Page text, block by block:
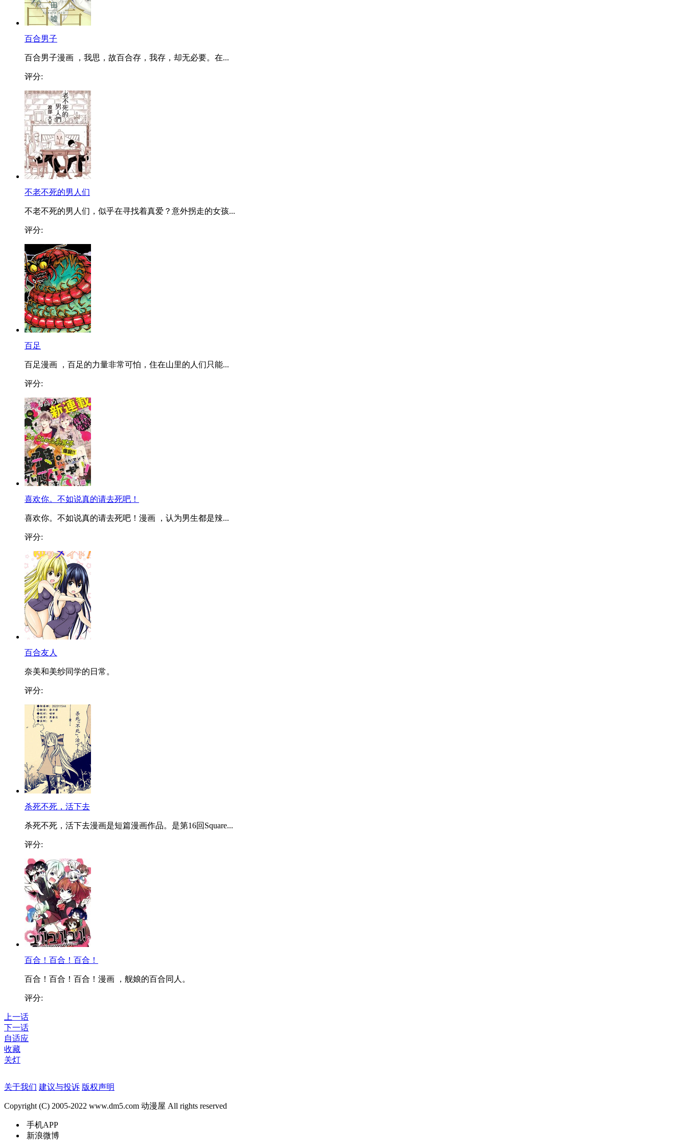
百合男子
百合男子漫画 ，我思，故百合存，我存，却无必要。在...
评分:
不老不死的男人们
不老不死的男人们，似乎在寻找着真爱？意外拐走的女孩...
评分:
百足
百足漫画 ，百足的力量非常可怕，住在山里的人们只能...
评分:
喜欢你。不如说真的请去死吧！
喜欢你。不如说真的请去死吧！漫画 ，认为男生都是辣...
评分:
百合友人
奈美和美纱同学的日常。
评分:
杀死不死，活下去
杀死不死，活下去漫画是短篇漫画作品。是第16回Square...
评分:
百合！百合！百合！
百合！百合！百合！漫画 ，舰娘的百合同人。
评分:
上一话
下一话
自适应
收藏
关灯
关于我们 建议与投诉 版权声明
Copyright (C) 2005-2022 www.dm5.com 动漫屋 All rights reserved
手机APP
新浪微博